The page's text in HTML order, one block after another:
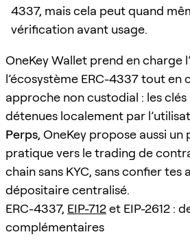
4337, mais cela peut quand
vérification avant usage.
OneKey Wallet prend en charge
l’écosystème ERC-4337 tout en
approche non custodial : les
détenues localement par
Perps, OneKey propose aussi un
pratique vers le trading de
chain sans KYC, sans confier tes
dépositaire centralisé.
ERC-4337, EIP-712et EIP-2612 :
complémentaires